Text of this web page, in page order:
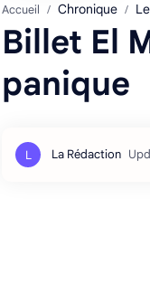
Accueil Chronique
Billet El
panique